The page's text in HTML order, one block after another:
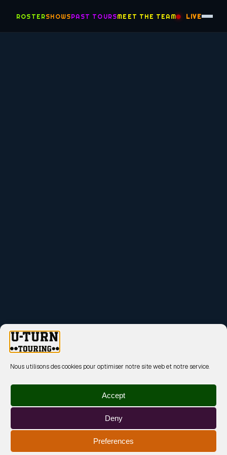
Nous utilisons des cookies pour optimiser notre site web et notre service.
Accept
Deny
Preferences
ROSTERSHOWSPAST TOURSMEET THE TEAM LIVE